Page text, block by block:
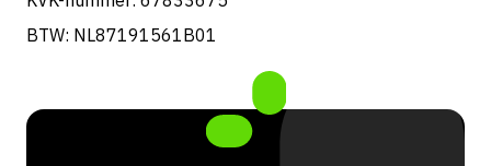
BTW: NL87191561B01